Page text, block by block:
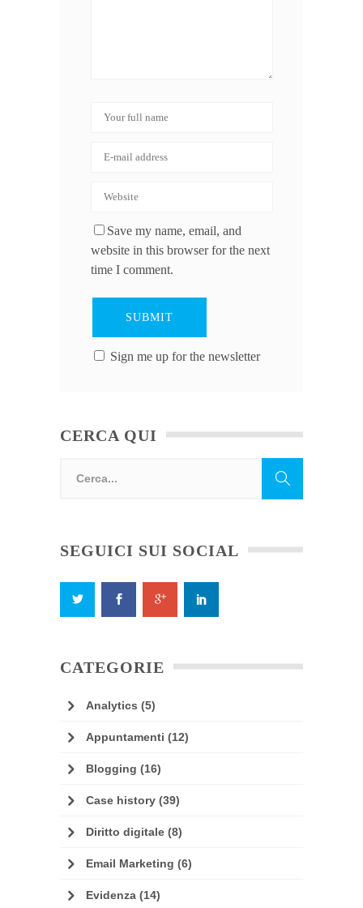
Save my name, email, and
website in this browser for the next
time I comment.
Sign me up for the newsletter
CERCA QUI
SEGUICI SUI SOCIAL
CATEGORIE
Analytics (5)
Appuntamenti (12)
Blogging (16)
Case history (39)
Diritto digitale (8)
Email Marketing (6)
Evidenza (14)